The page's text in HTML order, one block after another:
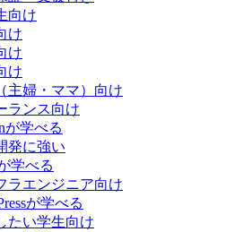
向け
け
け
け
主婦・ママ）向け
ランス向け
が学べる
発に強い
学べる
ラエンジニア向け
が学べる
たい学生向け